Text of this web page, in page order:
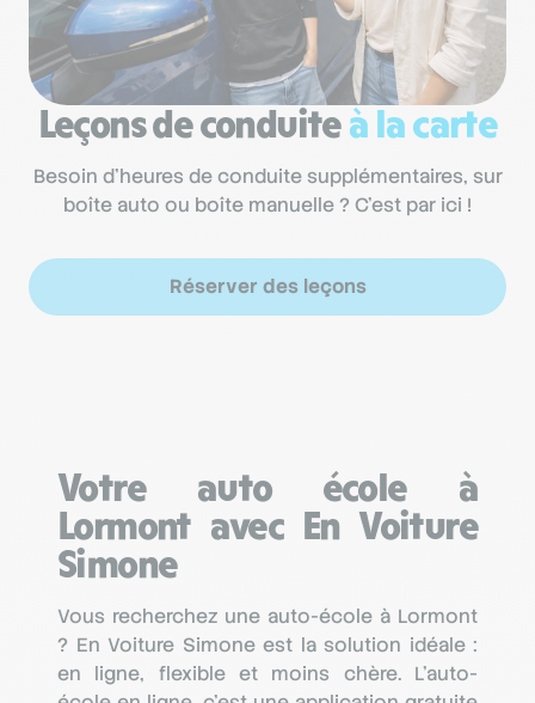
Leçons de conduiteà la carte
Besoin d’heures de conduite supplémentaires, sur
boîte auto ou boîte manuelle ? C’est par ici !
Réserver des leçons
Votre auto école à
Lormont avec En Voiture
Simone
Vous recherchez une auto-école à Lormont
? En Voiture Simone est la solution idéale :
en ligne, flexible et moins chère. L’auto-